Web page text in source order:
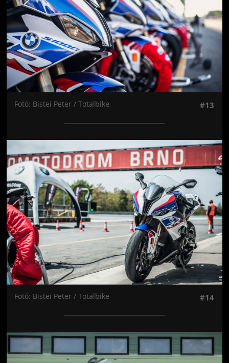
Fotó: Bistei Peter / Totalbike #13
Jön még kép!
Fotó: Bistei Peter / Totalbike #14
Jön még kép!